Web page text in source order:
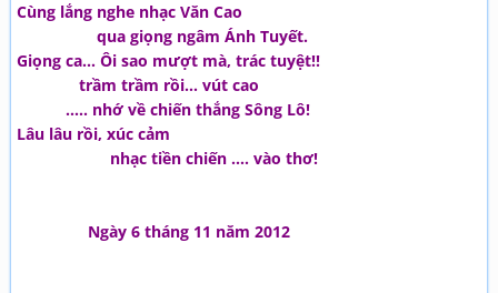
Cùng lắng nghe nhạc Văn Cao
qua giọng ngâm Ánh Tuyết.
Giọng ca… Ôi sao mượt mà, trác tuyệt!!
trầm trầm rồi… vút cao
….. nhớ về chiến thắng Sông Lô!
Lâu lâu rồi, xúc cảm
nhạc tiền chiến .... vào thơ!
Ngày 6 tháng 11 năm 2012